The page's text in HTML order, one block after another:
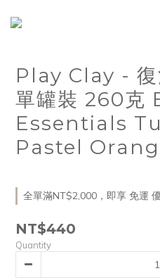
Play Clay -
單罐裝 260克
Essentials
Pastel
全單滿NT$2,000，即享 免運
NT$440
Quantity